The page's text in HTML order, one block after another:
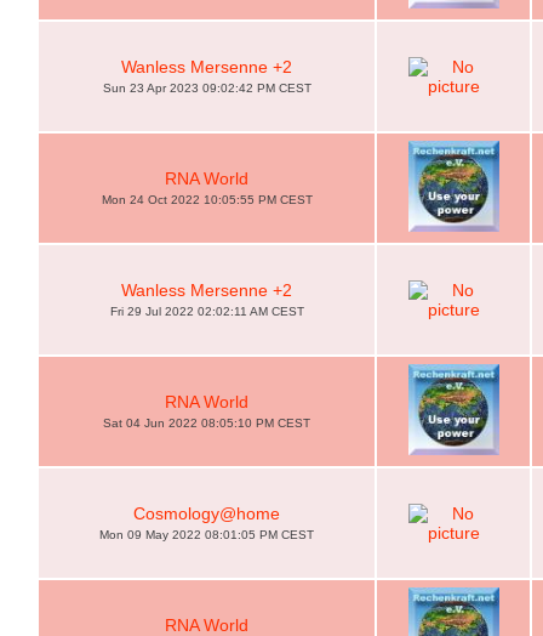
Wanless Mersenne +2
Sun 23 Apr 2023 09:02:42 PM CEST
RNA World
Mon 24 Oct 2022 10:05:55 PM CEST
Wanless Mersenne +2
Fri 29 Jul 2022 02:02:11 AM CEST
RNA World
Sat 04 Jun 2022 08:05:10 PM CEST
Cosmology@home
Mon 09 May 2022 08:01:05 PM CEST
RNA World